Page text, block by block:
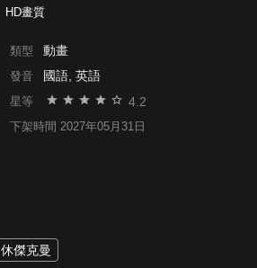
HD畫質
類型 動畫
發音 國語, 英語
星等 4.2
下架時間 2027年05月31日
休傑克曼